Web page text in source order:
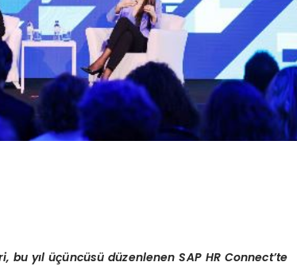
bu yıl üçüncüsü düzenlenen SAP HR Connect’te